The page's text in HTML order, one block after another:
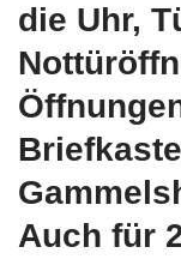
die Uhr,
Auch für